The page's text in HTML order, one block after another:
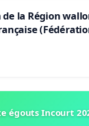
la Région
égouts Incourt